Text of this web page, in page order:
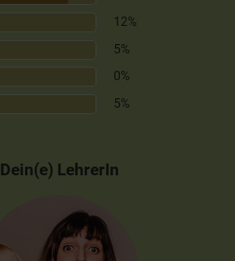
12%
5%
0%
5%
Dein(e) LehrerIn